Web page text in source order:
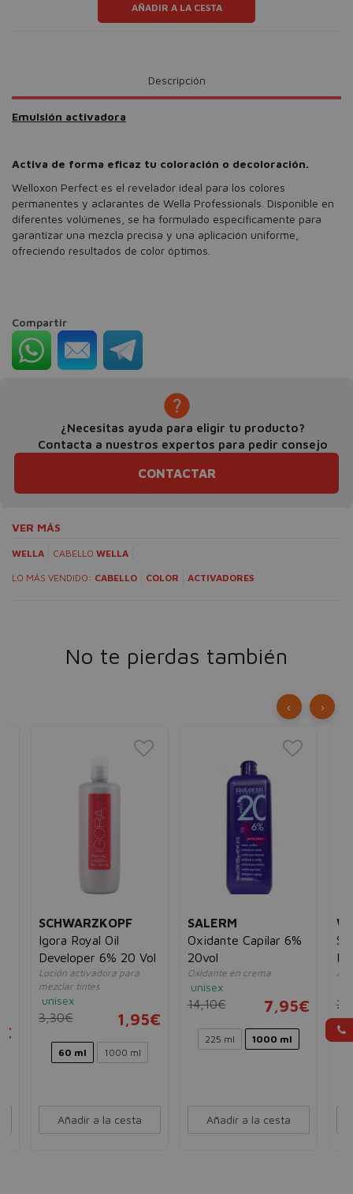
AÑADIR A LA CESTA
Descripción
Emulsión activadora
Activa de forma eficaz tu coloración o decoloración.
Welloxon Perfect es el revelador ideal para los colores
permanentes y aclarantes de Wella Professionals. Disponible en
diferentes volúmenes, se ha formulado específicamente para
garantizar una mezcla precisa y una aplicación uniforme,
ofreciendo resultados de color óptimos.
Compartir
¿Necesitas ayuda para eligir tu producto?
Contacta a nuestros expertos para pedir consejo
CONTACTAR
VER MÁS
WELLA CABELLO WELLA
LO MÁS VENDIDO: CABELLO COLOR ACTIVADORES
No te pierdas también
SCHWARZKOPF
Igora Royal Oil
Developer 6% 20 Vol
Loción activadora para
mezclar tintes
unisex
3,30€ 1,95€
60 ml 1000 ml
Añadir a la cesta
SALERM
Oxidante Capilar 6%
20vol
Oxidante en crema
unisex
14,10€ 7,95€
225 ml 1000 ml
Añadir a la cesta
‹ ›